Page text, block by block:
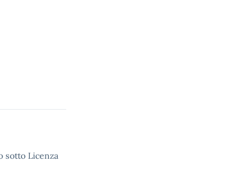
sotto Licenza